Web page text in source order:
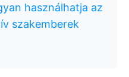
használhatja az
szakemberek